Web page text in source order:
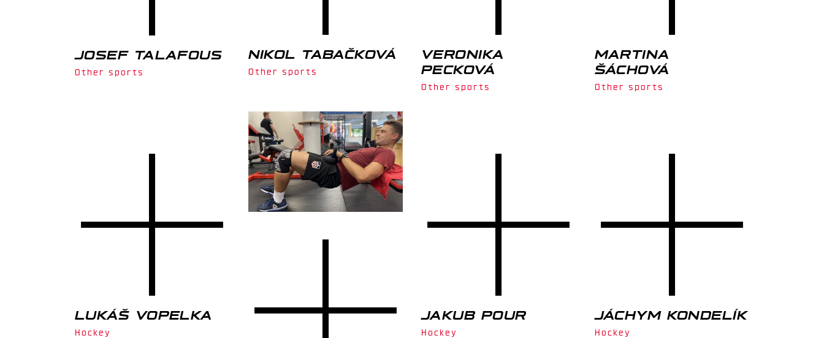
JOSEF TALAFOUS
Other sports
NIKOL TABAČKOVÁ
Other sports
VERONIKA
PECKOVÁ
Other sports
MARTINA
ŠÁCHOVÁ
Other sports
LUKÁŠ VOPELKA
Hockey
JAKUB POUR
Hockey
JÁCHYM KONDELÍK
Hockey